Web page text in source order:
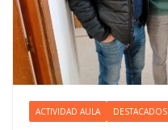
ACTIVIDAD AULA DESTACADOS